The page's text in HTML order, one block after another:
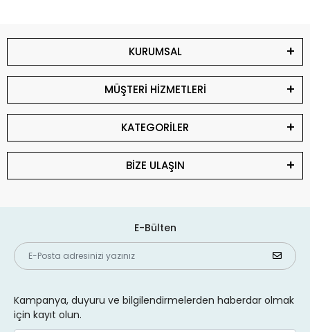
KURUMSAL
MÜŞTERİ HİZMETLERİ
KATEGORİLER
BİZE ULAŞIN
E-Bülten
Kampanya, duyuru ve bilgilendirmelerden haberdar olmak
için kayıt olun.